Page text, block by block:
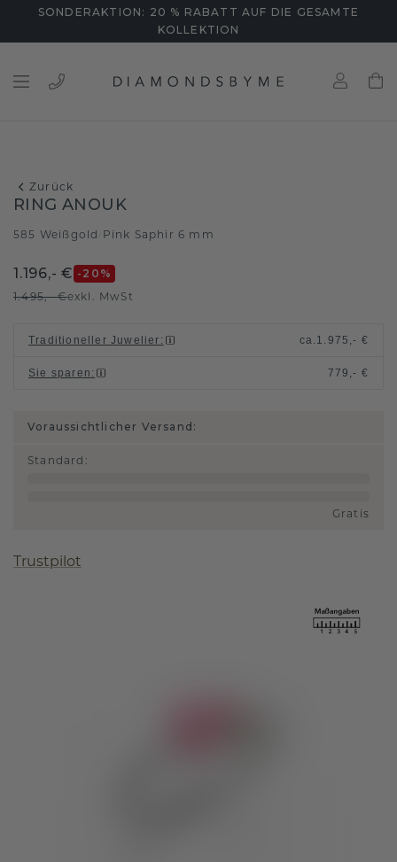
SONDERAKTION: 20 % RABATT AUF DIE GESAMTE
KOLLEKTION
Zurück
RING ANOUK
585 Weißgold Pink Saphir 6 mm
1.196,- € -20 %
1.495,- €exkl. MwSt
Traditioneller Juwelier : ca. 1.975,- €
Sie sparen : 779,- €
Voraussichtlicher Versand:
Standard :
Gratis
Trustpilot